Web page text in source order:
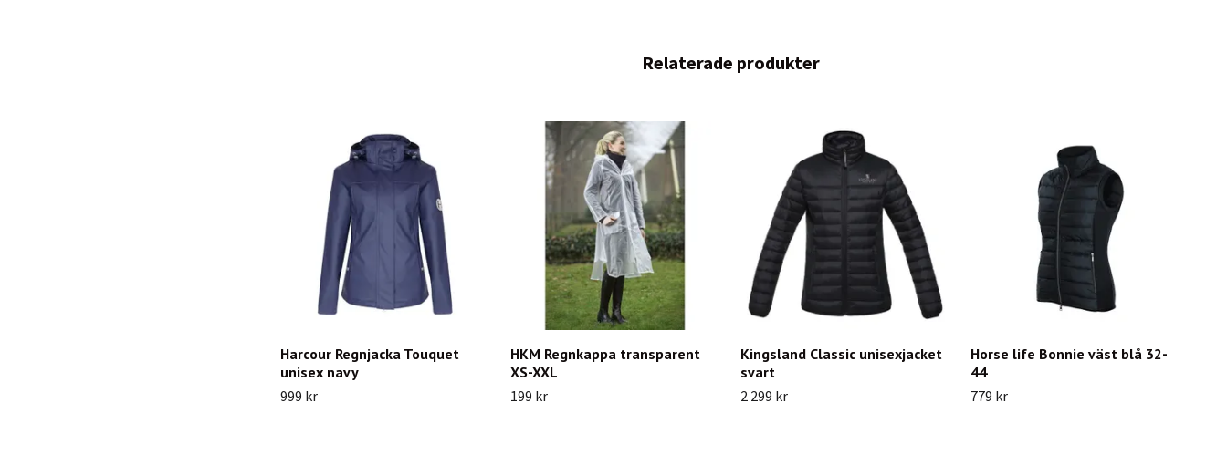
Harcour Regnjacka Touquet
unisex navy
999 kr
HKM Regnkappa transparent
XS-XXL
199 kr
Kingsland Classic unisexjacket
svart
2 299 kr
Horse life Bonnie väst blå 32-
44
779 kr